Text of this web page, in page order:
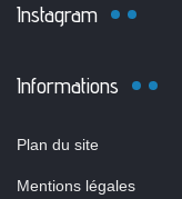
Instagram
Informations
Plan du site
Mentions légales